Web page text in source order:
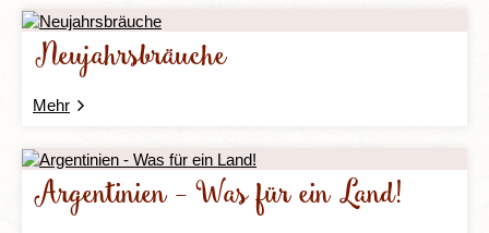
Neujahrsbräuche
Mehr
Argentinien - Was für ein Land!